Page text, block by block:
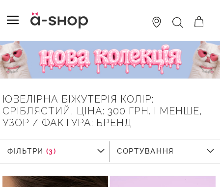
TO
CONTENT
ПОШУК
ЮВЕЛІРНА БІЖУТЕРІЯ КОЛІР:
СРІБЛЯСТИЙ, ЦІНА: 300 ГРН. І МЕНШЕ,
УЗОР / ФАКТУРА: БРЕНД
ФІЛЬТРИ
ФІЛЬТРИ СОРТУВАННЯ